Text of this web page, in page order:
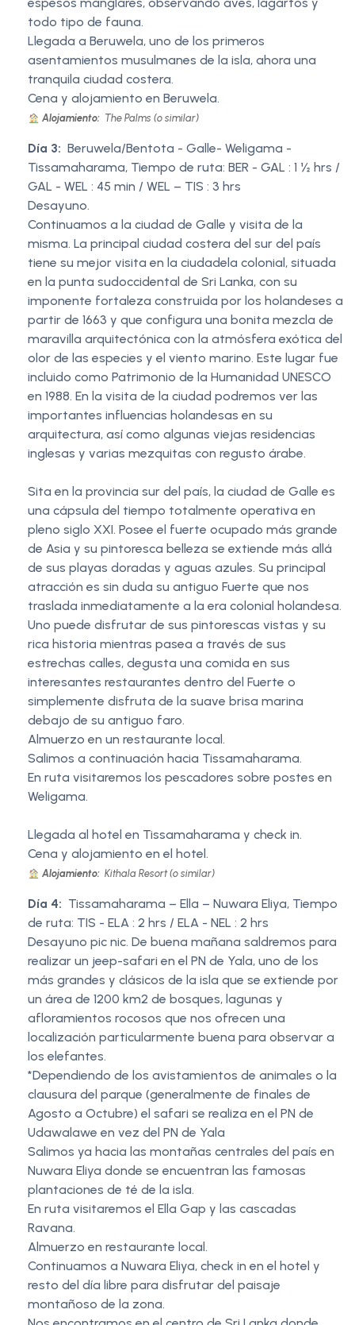
espesos manglares, observando aves, lagartos y
todo tipo de fauna.
Llegada a Beruwela, uno de los primeros
asentamientos musulmanes de la isla, ahora una
tranquila ciudad costera.
Cena y alojamiento en Beruwela.
Alojamiento: The Palms (o similar)
Día 3: Beruwela/Bentota - Galle- Weligama -
Tissamaharama, Tiempo de ruta: BER - GAL : 1 ½ hrs /
GAL - WEL : 45 min / WEL – TIS : 3 hrs
Desayuno.
Continuamos a la ciudad de Galle y visita de la
misma. La principal ciudad costera del sur del país
tiene su mejor visita en la ciudadela colonial, situada
en la punta sudoccidental de Sri Lanka, con su
imponente fortaleza construida por los holandeses a
partir de 1663 y que configura una bonita mezcla de
maravilla arquitectónica con la atmósfera exótica del
olor de las especies y el viento marino. Este lugar fue
incluido como Patrimonio de la Humanidad UNESCO
en 1988. En la visita de la ciudad podremos ver las
importantes influencias holandesas en su
arquitectura, así como algunas viejas residencias
inglesas y varias mezquitas con regusto árabe.
Sita en la provincia sur del país, la ciudad de Galle es
una cápsula del tiempo totalmente operativa en
pleno siglo XXI. Posee el fuerte ocupado más grande
de Asia y su pintoresca belleza se extiende más allá
de sus playas doradas y aguas azules. Su principal
atracción es sin duda su antiguo Fuerte que nos
traslada inmediatamente a la era colonial holandesa.
Uno puede disfrutar de sus pintorescas vistas y su
rica historia mientras pasea a través de sus
estrechas calles, degusta una comida en sus
interesantes restaurantes dentro del Fuerte o
simplemente disfruta de la suave brisa marina
debajo de su antiguo faro.
Almuerzo en un restaurante local.
Salimos a continuación hacia Tissamaharama.
En ruta visitaremos los pescadores sobre postes en
Weligama.
Llegada al hotel en Tissamaharama y check in.
Cena y alojamiento en el hotel.
Alojamiento: Kithala Resort (o similar)
Día 4: Tissamaharama – Ella – Nuwara Eliya, Tiempo
de ruta: TIS - ELA : 2 hrs / ELA - NEL : 2 hrs
Desayuno pic nic. De buena mañana saldremos para
realizar un jeep-safari en el PN de Yala, uno de los
más grandes y clásicos de la isla que se extiende por
un área de 1200 km2 de bosques, lagunas y
afloramientos rocosos que nos ofrecen una
localización particularmente buena para observar a
los elefantes.
*Dependiendo de los avistamientos de animales o la
clausura del parque (generalmente de finales de
Agosto a Octubre) el safari se realiza en el PN de
Udawalawe en vez del PN de Yala
Salimos ya hacia las montañas centrales del país en
Nuwara Eliya donde se encuentran las famosas
plantaciones de té de la isla.
En ruta visitaremos el Ella Gap y las cascadas
Ravana.
Almuerzo en restaurante local.
Continuamos a Nuwara Eliya, check in en el hotel y
resto del día libre para disfrutar del paisaje
montañoso de la zona.